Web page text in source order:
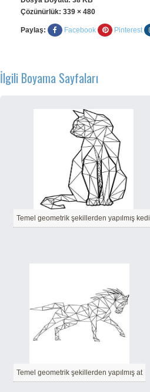
Çözünürlük: 339 × 480
Paylaş: Facebook Pinterest
İlgili Boyama Sayfaları
Temel geometrik şekillerden yapılmış kedi
Temel geometrik şekillerden yapılmış at